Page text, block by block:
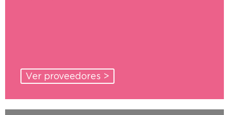
Ver proveedores >